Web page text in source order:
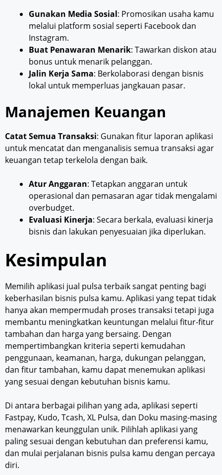
Gunakan Media Sosial: Promosikan usaha kamu
melalui platform sosial seperti Facebook dan
Instagram.
Buat Penawaran Menarik: Tawarkan diskon atau
bonus untuk menarik pelanggan.
Jalin Kerja Sama: Berkolaborasi dengan bisnis
lokal untuk memperluas jangkauan pasar.
Manajemen Keuangan
Catat Semua Transaksi: Gunakan fitur laporan aplikasi
untuk mencatat dan menganalisis semua transaksi agar
keuangan tetap terkelola dengan baik.
Atur Anggaran: Tetapkan anggaran untuk
operasional dan pemasaran agar tidak mengalami
overbudget.
Evaluasi Kinerja: Secara berkala, evaluasi kinerja
bisnis dan lakukan penyesuaian jika diperlukan.
Kesimpulan
Memilih aplikasi jual pulsa terbaik sangat penting bagi
keberhasilan bisnis pulsa kamu. Aplikasi yang tepat tidak
hanya akan mempermudah proses transaksi tetapi juga
membantu meningkatkan keuntungan melalui fitur-fitur
tambahan dan harga yang bersaing. Dengan
mempertimbangkan kriteria seperti kemudahan
penggunaan, keamanan, harga, dukungan pelanggan,
dan fitur tambahan, kamu dapat menemukan aplikasi
yang sesuai dengan kebutuhan bisnis kamu.
Di antara berbagai pilihan yang ada, aplikasi seperti
Fastpay, Kudo, Tcash, XL Pulsa, dan Doku masing-masing
menawarkan keunggulan unik. Pilihlah aplikasi yang
paling sesuai dengan kebutuhan dan preferensi kamu,
dan mulai perjalanan bisnis pulsa kamu dengan percaya
diri.